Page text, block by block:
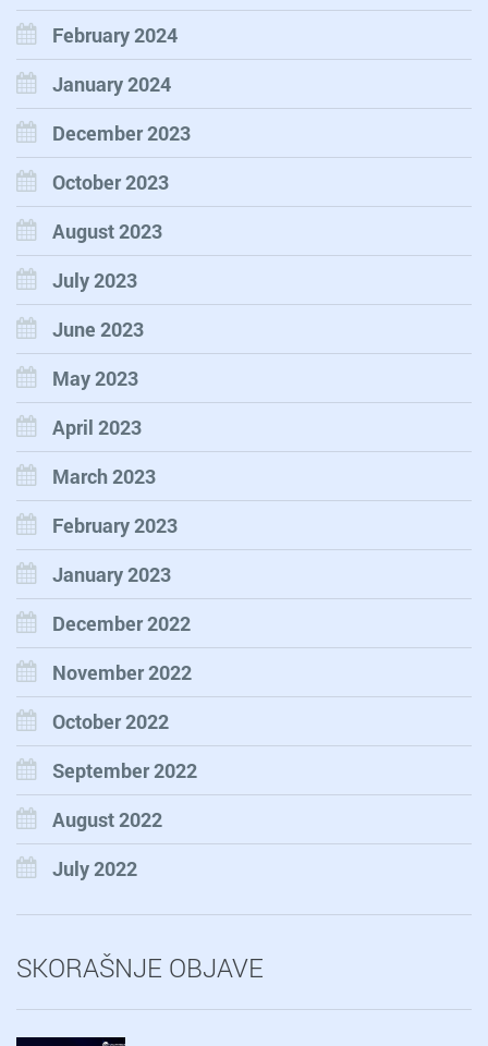
February 2024
January 2024
December 2023
October 2023
August 2023
July 2023
June 2023
May 2023
April 2023
March 2023
February 2023
January 2023
December 2022
November 2022
October 2022
September 2022
August 2022
July 2022
SKORAŠNJE OBJAVE